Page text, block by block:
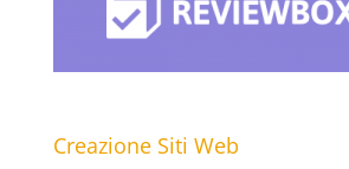
Creazione Siti Web